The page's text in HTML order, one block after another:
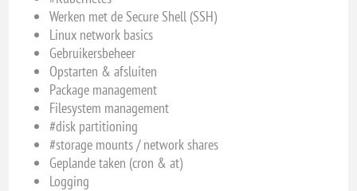
Werken met de Secure Shell (SSH)
Linux network basics
Gebruikersbeheer
Opstarten & afsluiten
Package management
Filesystem management
#disk partitioning
#storage mounts / network shares
Geplande taken (cron & at)
Logging